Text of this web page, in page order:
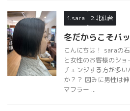
1.sara 2.北仙台
冬だからこそバ
こんにちは！ saraの
と女性のお客様のシ
チェンジする方が多
か？？ 因みに男性は
マフラー ...